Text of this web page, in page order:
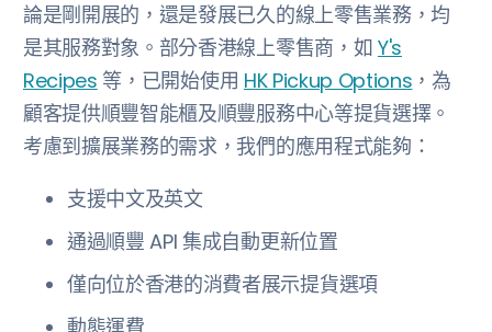
論是剛開展的，還是發展已久的線上零售業務，均
是其服務對象。部分香港線上零售商，如 Y's
Recipes 等，已開始使用 HK Pickup Options ，為
顧客提供順豐智能櫃及順豐服務中心等提貨選擇。
考慮到擴展業務的需求，我們的應用程式能夠：
支援中文及英文
通過順豐 API 集成自動更新位置
僅向位於香港的消費者展示提貨選項